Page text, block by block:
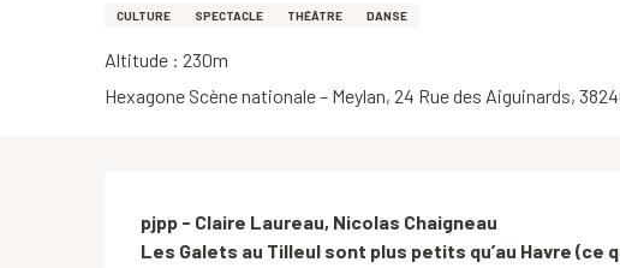
CULTURE SPECTACLE THÉÂTRE DANSE
Altitude : 230m
Hexagone Scène nationale – Meylan, 24 Rue des Aiguinards,
Description
pjpp - Claire Laureau, Nicolas Chaigneau
Les Galets au Tilleul sont plus petits qu’au Havre (ce